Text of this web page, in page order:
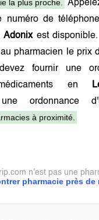
la plus proche.
numéro de
Adonixest
pharmacien le prix
fournir une
en
une ordonnance
à proximité.
pharmacie près de
n'est pas une